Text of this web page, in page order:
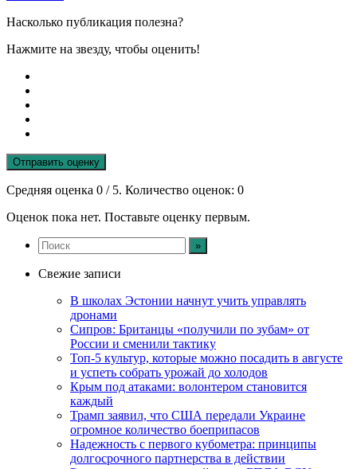
Насколько публикация полезна?
Нажмите на звезду, чтобы оценить!
Отправить оценку
Средняя оценка 0 / 5. Количество оценок: 0
Оценок пока нет. Поставьте оценку первым.
Свежие записи
В школах Эстонии начнут учить управлять
дронами
Сипров: Британцы «получили по зубам» от
России и сменили тактику
Топ-5 культур, которые можно посадить в августе
и успеть собрать урожай до холодов
Крым под атаками: волонтером становится
каждый
Трамп заявил, что США передали Украине
огромное количество боеприпасов
Надежность с первого кубометра: принципы
долгосрочного партнерства в действии